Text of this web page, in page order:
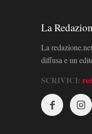
La
La
diffusa e un
SCRIVICI: